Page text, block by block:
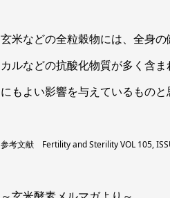
玄米などの全粒穀物には、全身
カルなどの抗酸化物質が多く含
にもよい影響を与えているものと
参考文献 Fertility and Sterility VOL 105,